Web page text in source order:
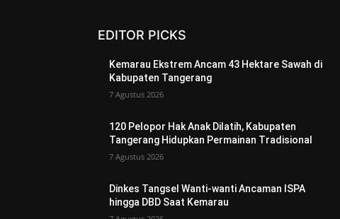
EDITOR PICKS
Kemarau Ekstrem Ancam 43 Hektare Sawah di
Kabupaten Tangerang
7 Agustus 2026
120 Pelopor Hak Anak Dilatih, Kabupaten
Tangerang Hidupkan Permainan Tradisional
7 Agustus 2026
Dinkes Tangsel Wanti-wanti Ancaman ISPA
hingga DBD Saat Kemarau